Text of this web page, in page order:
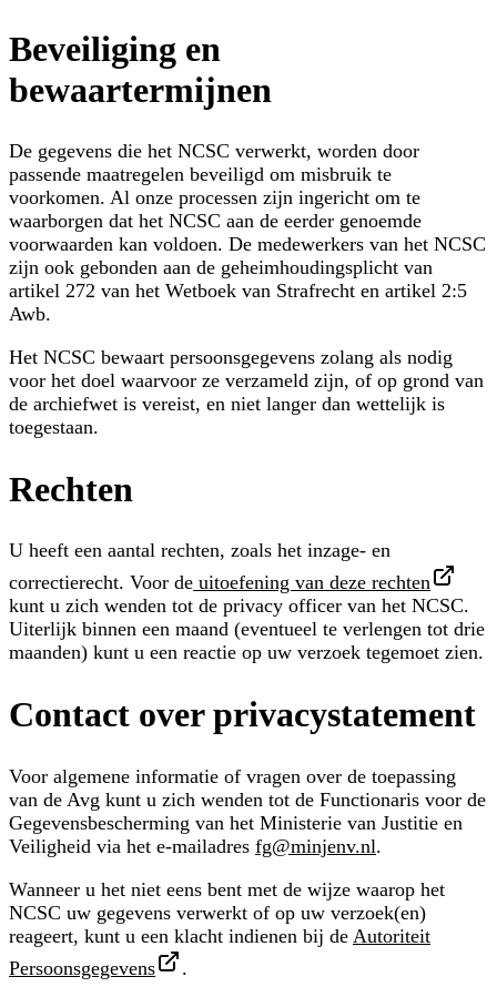
Beveiliging en
bewaartermijnen
De gegevens die het NCSC verwerkt, worden door
passende maatregelen beveiligd om misbruik te
voorkomen. Al onze processen zijn ingericht om te
waarborgen dat het NCSC aan de eerder genoemde
voorwaarden kan voldoen. De medewerkers van het NCSC
zijn ook gebonden aan de geheimhoudingsplicht van
artikel 272 van het Wetboek van Strafrecht en artikel 2:5
Awb.
Het NCSC bewaart persoonsgegevens zolang als nodig
voor het doel waarvoor ze verzameld zijn, of op grond van
de archiefwet is vereist, en niet langer dan wettelijk is
toegestaan.
Rechten
U heeft een aantal rechten, zoals het inzage- en
correctierecht. Voor de uitoefening van deze rechten
kunt u zich wenden tot de privacy officer van het NCSC.
Uiterlijk binnen een maand (eventueel te verlengen tot drie
maanden) kunt u een reactie op uw verzoek tegemoet zien.
Contact over privacystatement
Voor algemene informatie of vragen over de toepassing
van de Avg kunt u zich wenden tot de Functionaris voor de
Gegevensbescherming van het Ministerie van Justitie en
Veiligheid via het e-mailadres fg@minjenv.nl.
Wanneer u het niet eens bent met de wijze waarop het
NCSC uw gegevens verwerkt of op uw verzoek(en)
reageert, kunt u een klacht indienen bij de Autoriteit
Persoonsgegevens
.